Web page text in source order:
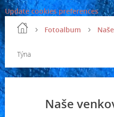
Update cookies preferences
Fotoalbum
Týna
Naše